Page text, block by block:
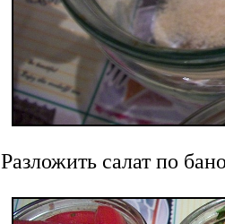
Разложить салат по